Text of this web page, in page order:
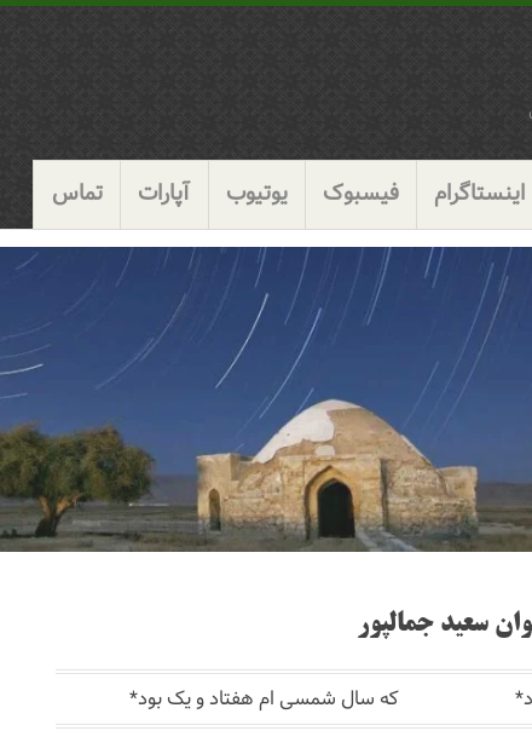
اینستاگرام فیسبوک یوتیوب آپارات تماس
سعید جمالپور
که سال شمسی ام هفتاد و یک بود*